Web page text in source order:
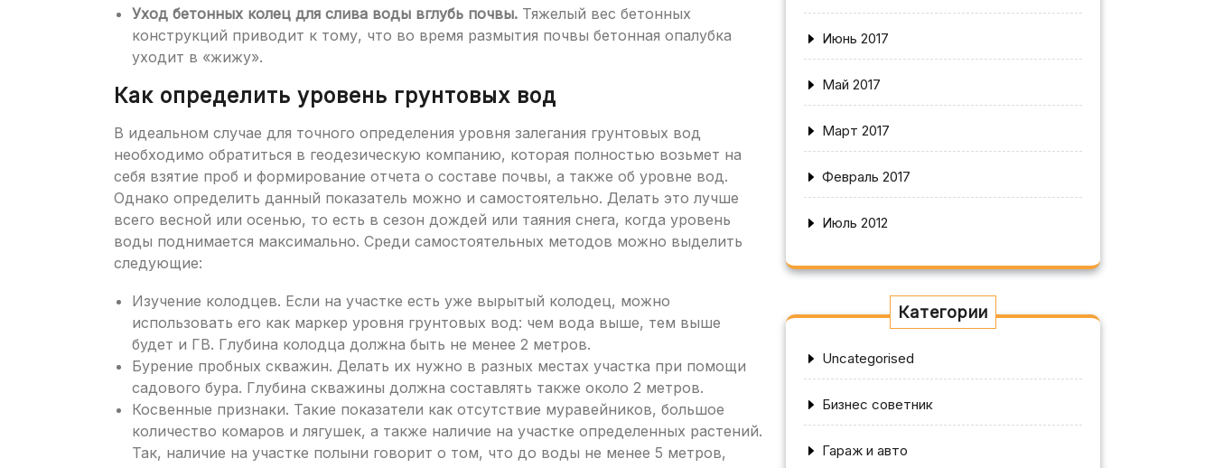
Уход бетонных колец для слива воды вглубь почвы. Тяжелый вес бетонных
конструкций приводит к тому, что во время размытия почвы бетонная опалубка
уходит в «жижу».
Как определить уровень грунтовых вод
В идеальном случае для точного определения уровня залегания грунтовых вод
необходимо обратиться в геодезическую компанию, которая полностью возьмет на
себя взятие проб и формирование отчета о составе почвы, а также об уровне вод.
Однако определить данный показатель можно и самостоятельно. Делать это лучше
всего весной или осенью, то есть в сезон дождей или таяния снега, когда уровень
воды поднимается максимально. Среди самостоятельных методов можно выделить
следующие:
Изучение колодцев. Если на участке есть уже вырытый колодец, можно
использовать его как маркер уровня грунтовых вод: чем вода выше, тем выше
будет и ГВ. Глубина колодца должна быть не менее 2 метров.
Бурение пробных скважин. Делать их нужно в разных местах участка при помощи
садового бура. Глубина скважины должна составлять также около 2 метров.
Косвенные признаки. Такие показатели как отсутствие муравейников, большое
количество комаров и лягушек, а также наличие на участке определенных растений.
Так, наличие на участке полыни говорит о том, что до воды не менее 5 метров,
Июнь 2017
Май 2017
Март 2017
Февраль 2017
Июль 2012
Категории
Uncategorised
Бизнес советник
Гараж и авто